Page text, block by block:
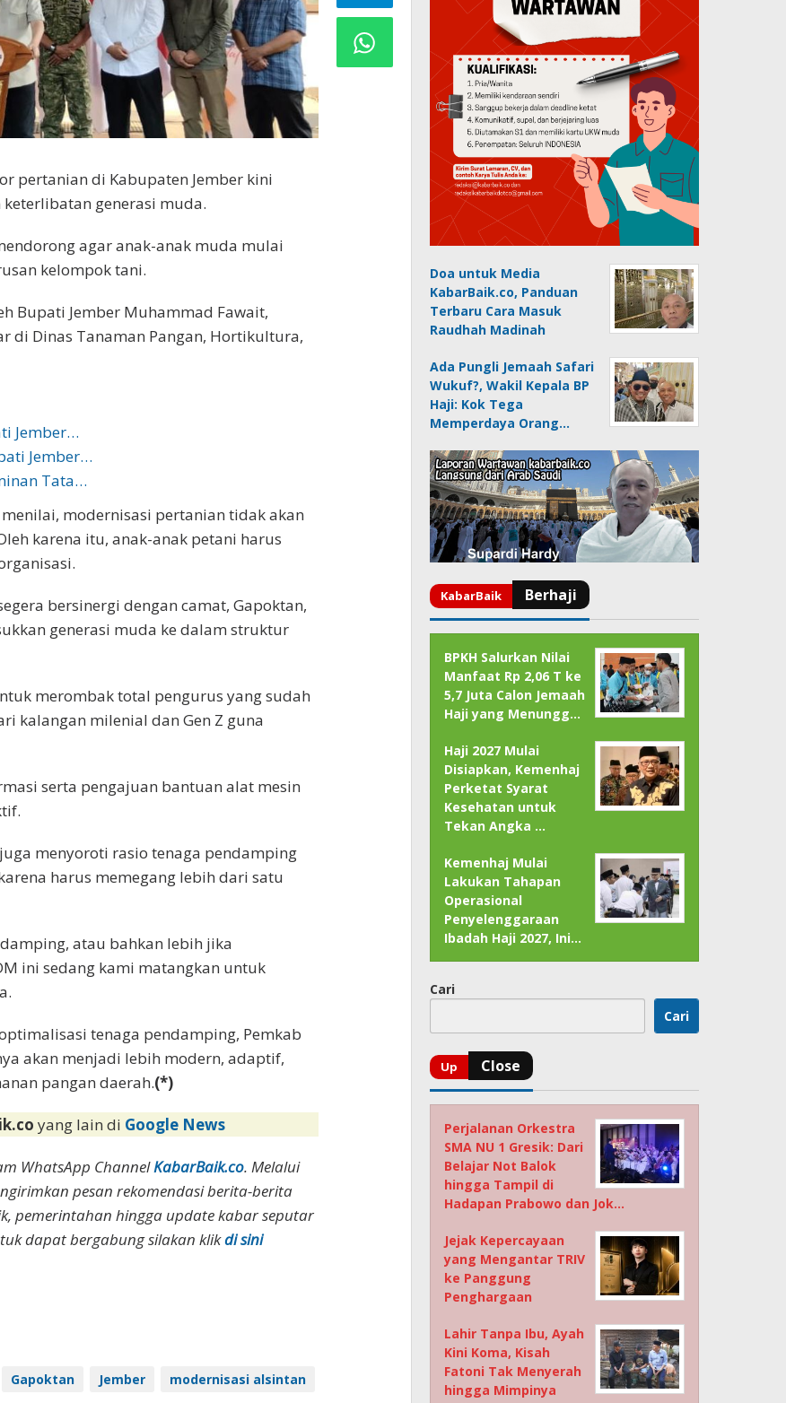
pertanian di Kabupaten Jember kini
generasi muda.
agar anak-anak muda mulai
kelompok tani.
Bupati Jember Muhammad Fawait,
di Dinas Tanaman Pangan, Hortikultura,
Jember…
Jember…
Tata…
modernisasi pertanian tidak akan
karena itu, anak-anak petani harus
bersinergi dengan camat, Gapoktan,
generasi muda ke dalam struktur
merombak total pengurus yang sudah
kalangan milenial dan Gen Z guna
serta pengajuan bantuan alat mesin
menyoroti rasio tenaga pendamping
harus memegang lebih dari satu
atau bahkan lebih jika
ini sedang kami matangkan untuk
tenaga pendamping, Pemkab
akan menjadi lebih modern, adaptif,
pangan daerah.(*)
yang lain di Google News
WhatsApp ChannelKabarBaik.co. Melalui
pesan rekomendasi berita-berita
pemerintahan hingga update kabar seputar
dapat bergabung silakan klikdi sini
Gapoktan Jember
modernisasi alsintan
Doa untuk Media
KabarBaik.co, Panduan
Terbaru Cara Masuk
Raudhah Madinah
Ada Pungli Jemaah Safari
Wukuf?, Wakil Kepala BP
Haji: Kok Tega
Memperdaya Orang…
BPKH Salurkan Nilai
Manfaat Rp 2,06 T ke
5,7 Juta Calon Jemaah
Haji yang Menungg…
Haji 2027 Mulai
Disiapkan, Kemenhaj
Perketat Syarat
Kesehatan untuk
Tekan Angka …
Kemenhaj Mulai
Lakukan Tahapan
Operasional
Penyelenggaraan
Ibadah Haji 2027, Ini…
Cari
Cari
Perjalanan Orkestra
SMA NU 1 Gresik: Dari
Belajar Not Balok
hingga Tampil di
Hadapan Prabowo dan Jok…
Jejak Kepercayaan
yang Mengantar TRIV
ke Panggung
Penghargaan
Lahir Tanpa Ibu, Ayah
Kini Koma, Kisah
Fatoni Tak Menyerah
hingga Mimpinya